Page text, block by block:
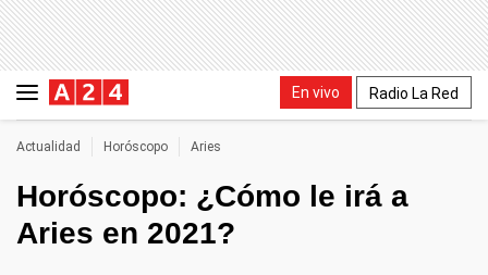
En vivo Radio La Red
Actualidad Horóscopo Aries
Horóscopo: ¿Cómo le irá a
Aries en 2021?